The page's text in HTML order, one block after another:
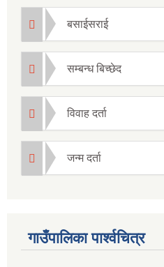
बसाईसराई
सम्बन्ध बिच्छेद
विवाह दर्ता
जन्म दर्ता
गाउँपालिका पार्श्वचित्र